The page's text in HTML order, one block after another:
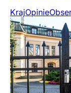
KrajOpinie